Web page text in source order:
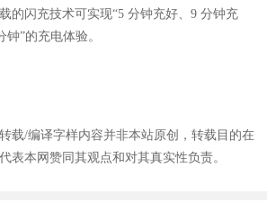
的闪充技术可实现“5 分钟充好、9 分钟充
”的充电体验。
载/编译字样内容并非本站原创，转载目的在
表本网赞同其观点和对其真实性负责。